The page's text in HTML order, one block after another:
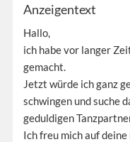
Anzeigentext
Hallo,
ich habe vor langer
gemacht.
Jetzt würde ich ganz
schwingen und suche
geduldigen
Ich freu mich auf